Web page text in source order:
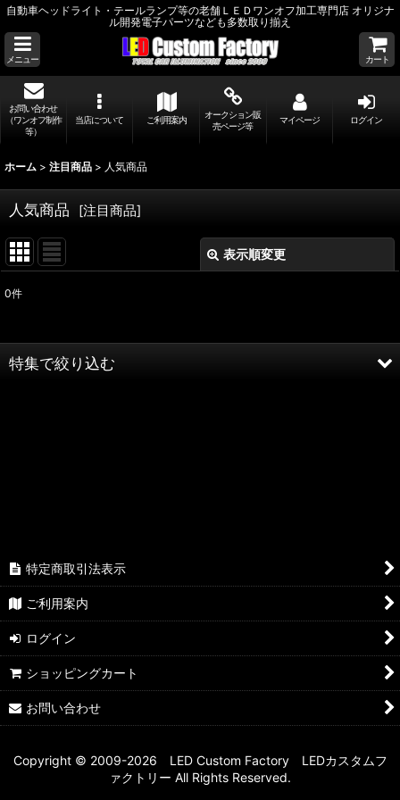
自動車ヘッドライト・テールランプ等の老舗ＬＥＤワンオフ加工専門店 オリジナ
ル開発電子パーツなども多数取り揃え
メニュー カート
お問い合わせ
（ワンオフ制作
等）
当店について ご利用案内
オークション販
売ページ等
マイページ ログイン
ホーム > 注目商品 > 人気商品
人気商品 [注目商品]
表示順変更
並び順 :
0件
特集で絞り込む
特定商取引法表示
ご利用案内
ログイン
ショッピングカート
お問い合わせ
Copyright © 2009-2026 LED Custom Factory LEDカスタムフ
ァクトリー All Rights Reserved.